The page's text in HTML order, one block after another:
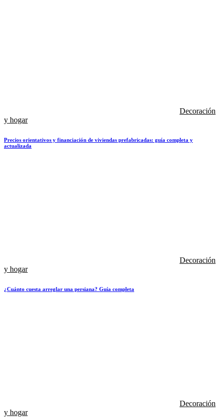
Decoración
y hogar
Precios orientativos y financiación de viviendas prefabricadas: guía completa y
actualizada
Decoración
y hogar
¿Cuánto cuesta arreglar una persiana? Guía completa
Decoración
y hogar